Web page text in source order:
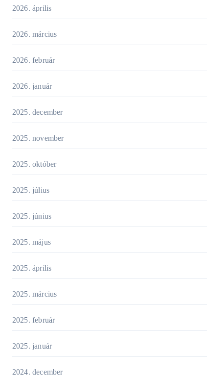
2026. április
2026. március
2026. február
2026. január
2025. december
2025. november
2025. október
2025. július
2025. június
2025. május
2025. április
2025. március
2025. február
2025. január
2024. december